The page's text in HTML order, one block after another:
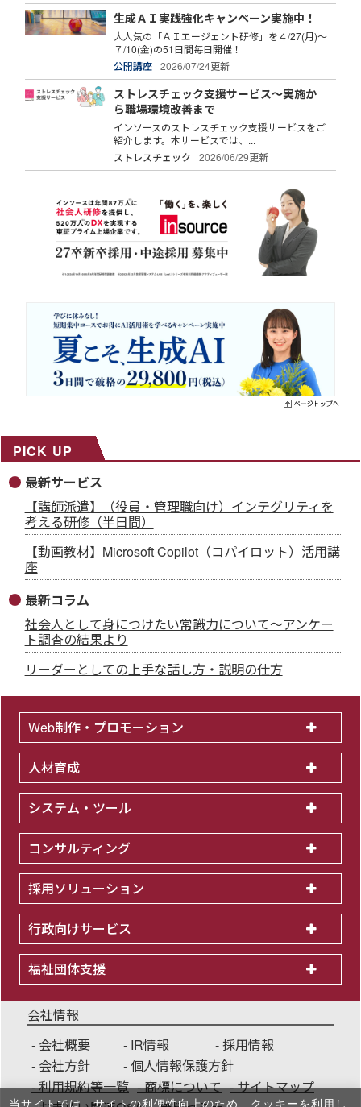
生成ＡＩ実践強化キャンペーン実施中！
大人気の「ＡＩエージェント研修」を４/27(月)～
７/10(金)の51日間毎日開催！
公開講座
2026/07/24更新
ストレスチェック支援サービス～実施か
ら職場環境改善まで
インソースのストレスチェック支援サービスをご
紹介します。本サービスでは、...
ストレスチェック
2026/06/29更新
PICK UP
最新サービス
【講師派遣】（役員・管理職向け）インテグリティを
考える研修（半日間）
【動画教材】Microsoft Copilot（コパイロット）活用講
座
最新コラム
社会人として身につけたい常識力について～アンケー
ト調査の結果より
リーダーとしての上手な話し方・説明の仕方
Web制作・プロモーション
人材育成
システム・ツール
コンサルティング
採用ソリューション
行政向けサービス
福祉団体支援
会社情報
会社概要
IR情報
採用情報
会社方針
個人情報保護方針
利用規約等一覧
商標について
サイトマップ
当サイトでは、サイトの利便性向上のため、クッキーを利⽤し